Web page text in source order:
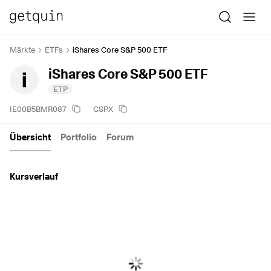
Märkte ETFs iShares Core S&P 500 ETF
iShares Core S&P 500 ETF
ETP
IE00B5BMR087 CSPX
Übersicht Portfolio Forum
Kursverlauf